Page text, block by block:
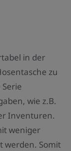
in der
zu
wie z.B.
Inventuren.
weniger
werden. Somit